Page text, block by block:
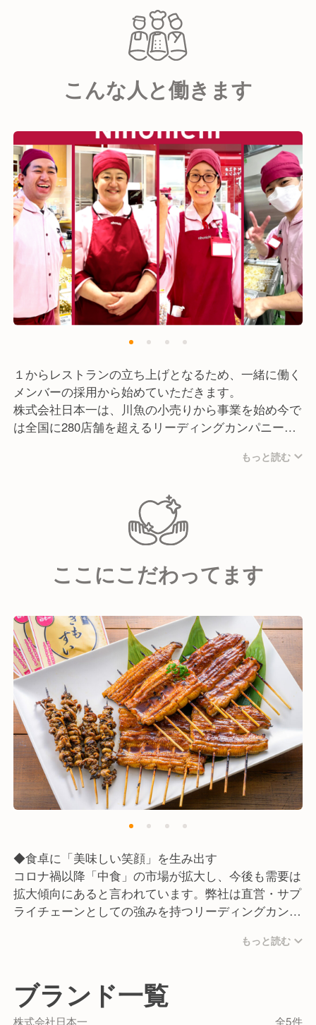
ニーとして、全国280店舗を展開し現在は海外進出も
・嘉永年間に創業し、人々の生活に密着した「食」を
通して事業展開を行い、日本全国に安全で常に新しい
厳選素材を自社工場で加工、熟練スタッフが店頭で丹
念に調理し、ご家庭の食卓に安全で美味しいものをお
届けしています。
こんな人と働きます
１からレストランの立ち上げとなるため、一緒に働く
メンバーの採用から始めていただきます。
株式会社日本一は、川魚の小売りから事業を始め今で
は全国に280店舗を超えるリーディングカンパニーと
環境への取り組みや社会貢献活動にも力を入れてお
CS第一主義、価値の創造を使命と考え、3000名を超
える仲間と日々躍進しています。
もっと読む
ここにこだわってます
◆食卓に「美味しい笑顔」を生み出す
コロナ禍以降「中食」の市場が拡大し、今後も需要は
拡大傾向にあると言われています。弊社は直営・サプ
ライチェーンとしての強みを持つリーディングカンパ
2018年には、食品産業における卓越した取り組みと
「農林水産大臣賞」を受賞。また2019年にも地域社
会への貢献が高く評価され、千葉県優秀企業経営者表
彰において「知事賞」を受賞するなど企業としても多
もっと読む
ブランド一覧
株式会社日本一 全5件